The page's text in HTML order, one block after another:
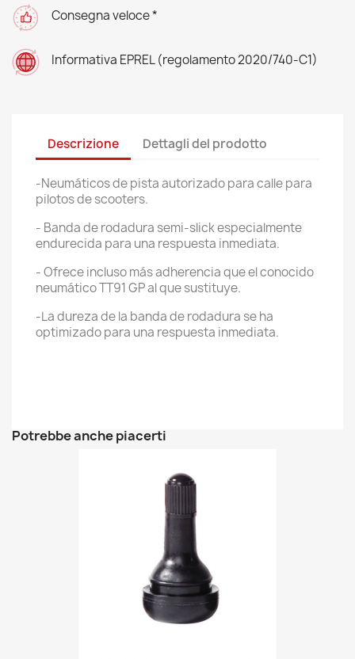
Consegna veloce *
Informativa EPREL (regolamento 2020/740-C1)
Descrizione Dettagli del prodotto
-Neumáticos de pista autorizado para calle para
pilotos de scooters.
- Banda de rodadura semi-slick especialmente
endurecida para una respuesta inmediata.
- Ofrece incluso más adherencia que el conocido
neumático TT91 GP al que sustituye.
-La dureza de la banda de rodadura se ha
optimizado para una respuesta inmediata.
Potrebbe anche piacerti